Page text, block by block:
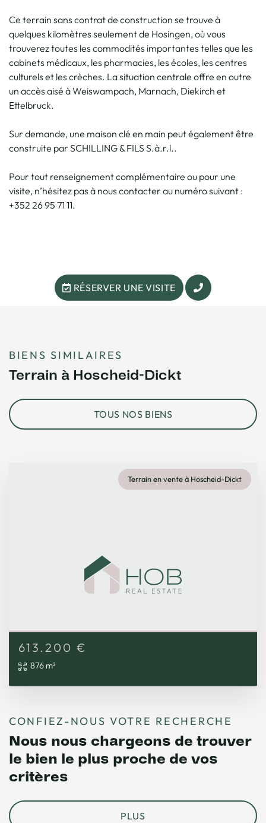
Ce terrain sans contrat de construction se trouve à
quelques kilomètres seulement de Hosingen, où vous
trouverez toutes les commodités importantes telles que les
cabinets médicaux, les pharmacies, les écoles, les centres
culturels et les crèches. La situation centrale offre en outre
un accès aisé à Weiswampach, Marnach, Diekirch et
Ettelbruck.
Sur demande, une maison clé en main peut également être
construite par SCHILLING & FILS S.à.r.l..
Pour tout renseignement complémentaire ou pour une
visite, n’hésitez pas à nous contacter au numéro suivant :
+352 26 95 71 11.
RÉSERVER UNE VISITE
BIENS SIMILAIRES
Terrain à Hoscheid-Dickt
TOUS NOS BIENS
Terrain en vente à Hoscheid-Dickt
613.200 €
876 m²
CONFIEZ-NOUS VOTRE RECHERCHE
Nous nous chargeons de trouver
le bien le plus proche de vos
critères
PLUS